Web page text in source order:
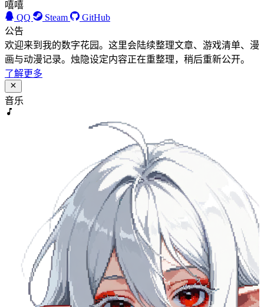
嘻嘻
QQ
Steam
GitHub
公告
欢迎来到我的数字花园。这里会陆续整理文章、游戏清单、漫
画与动漫记录。烛隐设定内容正在重整理，稍后重新公开。
了解更多
音乐